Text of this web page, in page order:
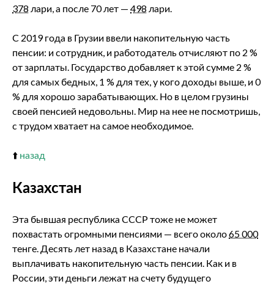
378 лари, а после 70 лет — 498 лари.
С 2019 года в Грузии ввели накопительную часть
пенсии: и сотрудник, и работодатель отчисляют по 2 %
от зарплаты. Государство добавляет к этой сумме 2 %
для самых бедных, 1 % для тех, у кого доходы выше, и 0
% для хорошо зарабатывающих. Но в целом грузины
своей пенсией недовольны. Мир на нее не посмотришь,
с трудом хватает на самое необходимое.
⬆️ назад
Казахстан
Эта бывшая республика СССР тоже не может
похвастать огромными пенсиями — всего около65 000
тенге. Десять лет назад в Казахстане начали
выплачивать накопительную часть пенсии. Как и в
России, эти деньги лежат на счету будущего